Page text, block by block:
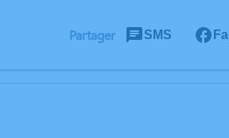
Partager SMS